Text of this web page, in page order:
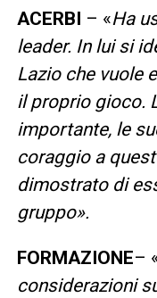
ACERBI – «Ha
leader. In lui si
Lazio che vuole
il proprio gioco.
importante, le
coraggio a
dimostrato di
gruppo».
FORMAZIONE–
considerazioni